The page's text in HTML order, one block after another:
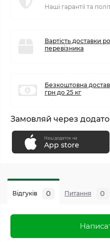
Наші гарантії та
Вартість доставки
перевізника
Безкоштовна
грн до 25 кг
Замовляй через
Наш додаток на
App store
Відгуків 0 Питання 0